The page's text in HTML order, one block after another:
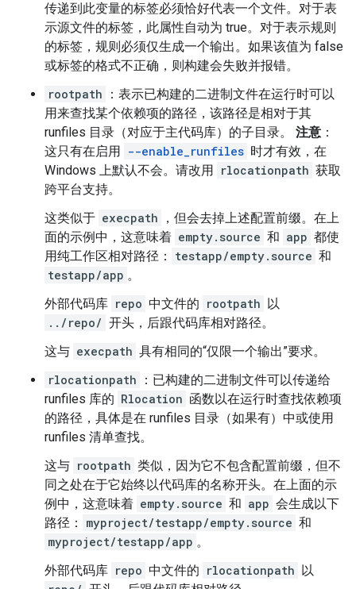
传递到此变量的标签必须恰好代表一个文件。对于表
示源文件的标签，此属性自动为 true。对于表示规则
的标签，规则必须仅生成一个输出。如果该值为 false
或标签的格式不正确，则构建会失败并报错。
rootpath
：表示已构建的二进制文件在运行时可以
用来查找某个依赖项的路径，该路径是相对于其
runfiles 目录（对应于主代码库）的子目录。 注意 ：
这只有在启用 --enable_runfiles 时才有效，在
Windows 上默认不会。请改用 rlocationpath 获取
跨平台支持。
这类似于 execpath
，但会去掉上述配置前缀。在上
面的示例中，这意味着 empty.source 和 app 都使
用纯工作区相对路径：
testapp/empty.source 和
testapp/app 。
外部代码库 repo 中文件的 rootpath 以
../repo/ 开头，后跟代码库相对路径。
这与 execpath 具有相同的“仅限一个输出”要求。
rlocationpath
：已构建的二进制文件可以传递给
runfiles 库的 Rlocation 函数以在运行时查找依赖项
的路径，具体是在 runfiles 目录（如果有）中或使用
runfiles 清单查找。
这与 rootpath 类似，因为它不包含配置前缀，但不
同之处在于它始终以代码库的名称开头。在上面的示
例中，这意味着 empty.source 和 app 会生成以下
路径：
myproject/testapp/empty.source 和
myproject/testapp/app 。
外部代码库 repo 中文件的 rlocationpath 以